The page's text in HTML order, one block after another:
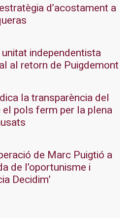
d’acostament a
independentista
al retorn de Puigdemont
la transparència del
pols ferm per la plena
de Marc Puigtió a
de l’oportunisme i
Decidim’